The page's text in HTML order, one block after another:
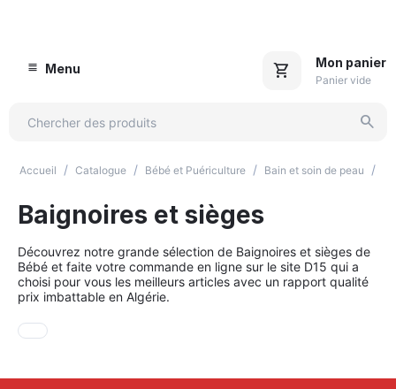
Menu Mon panier
Panier vide
Accueil / Catalogue / Bébé et Puériculture / Bain et soin de peau /
Baignoires et sièges
Découvrez notre grande sélection de Baignoires et sièges de
Bébé et faite votre commande en ligne sur le site D15 qui a
choisi pour vous les meilleurs articles avec un rapport qualité
prix imbattable en Algérie.